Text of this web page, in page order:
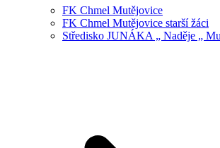
FK Chmel Mutějovice
FK Chmel Mutějovice starší žáci
Středisko JUNÁKA „ Naděje „